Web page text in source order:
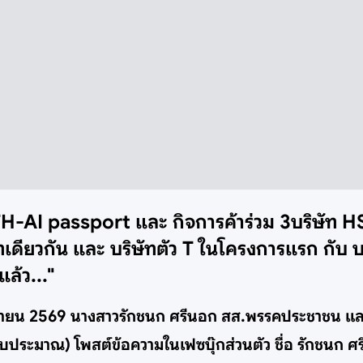
AI passport และ กิจการค้าร่วม 3บริษัท
ยวกัน และ บริษัทตัว T ในโครงการแรก กับ
ล้ว..."
2569 นางสาวรักชนก ศรีนอก สส.พรรคประชาชน แ
ะมาณ) โพสต์ข้อความในเฟซบุ๊กส่วนตัว ชื่อ รักชนก ศ